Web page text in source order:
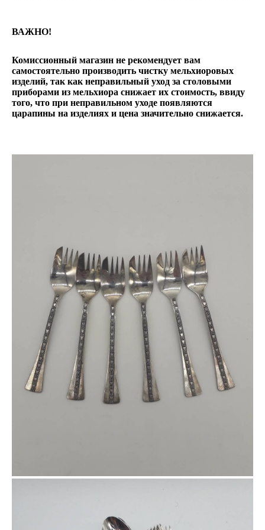
ВАЖНО!
Комиссионный магазин не рекомендует вам
самостоятельно производить чистку мельхиоровых
изделий, так как неправильный уход за столовыми
приборами из мельхиора снижает их стоимость, ввиду
того, что при неправильном уходе появляются
царапины на изделиях и цена значительно снижается.